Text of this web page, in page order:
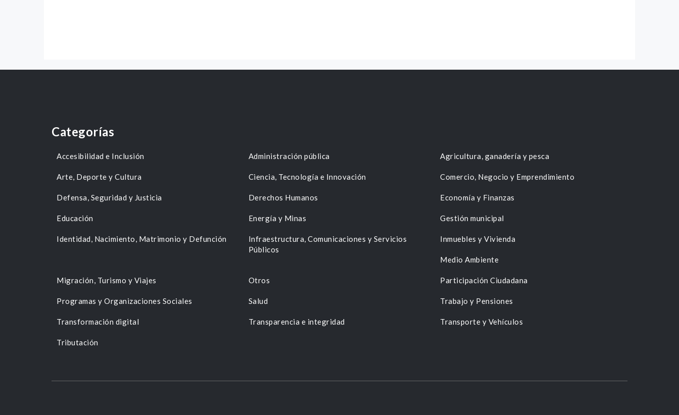
Categorías
Accesibilidad e Inclusión Administración pública Agricultura, ganadería y pesca
Arte, Deporte y Cultura Ciencia, Tecnología e Innovación Comercio, Negocio y Emprendimiento
Defensa, Seguridad y Justicia Derechos Humanos Economía y Finanzas
Educación Energía y Minas Gestión municipal
Identidad, Nacimiento, Matrimonio y Defunción
Infraestructura, Comunicaciones y Servicios
Públicos
Inmuebles y Vivienda
Medio Ambiente
Migración, Turismo y Viajes Otros Participación Ciudadana
Programas y Organizaciones Sociales Salud Trabajo y Pensiones
Transformación digital Transparencia e integridad Transporte y Vehículos
Tributación